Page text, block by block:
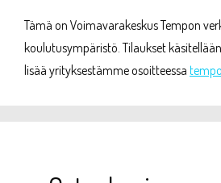
Tämä on Voimavarakeskus Tempon
koulutusympäristö. Tilaukset
lisää yrityksestämme osoitteessa